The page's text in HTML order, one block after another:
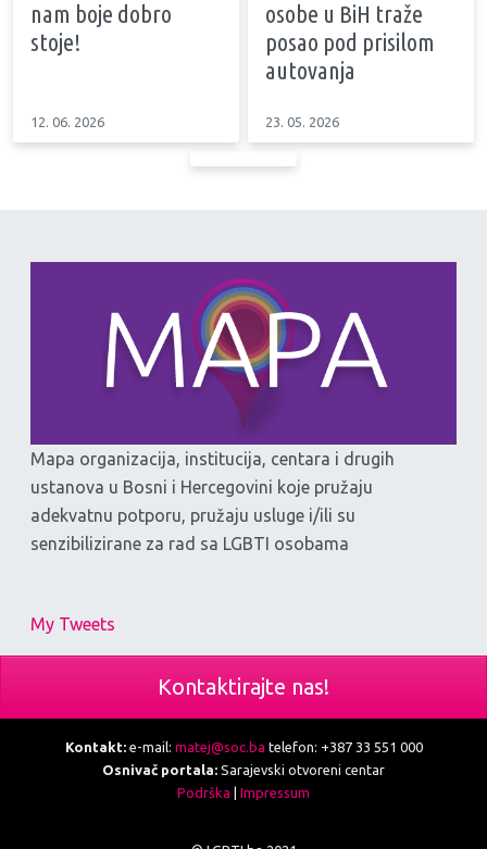
nam boje dobro
stoje!
12. 06. 2026
osobe u BiH traže
posao pod prisilom
autovanja
23. 05. 2026
Mapa organizacija, institucija, centara i drugih
ustanova u Bosni i Hercegovini koje pružaju
adekvatnu potporu, pružaju usluge i/ili su
senzibilizirane za rad sa LGBTI osobama
My Tweets
Kontaktirajte nas!
Kontakt:e-mail: matej@soc.ba telefon: +387 33 551 000
Osnivač portala: Sarajevski otvoreni centar
Podrška
Impressum